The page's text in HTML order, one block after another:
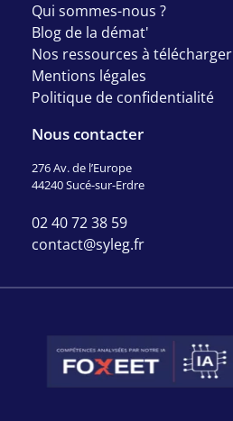
Qui sommes-nous ?
Blog de la démat'
Nos ressources à télécharger
Mentions légales
Politique de confidentialité
Nous contacter
276 Av. de l’Europe
44240 Sucé-sur-Erdre
02 40 72 38 59
contact@syleg.fr